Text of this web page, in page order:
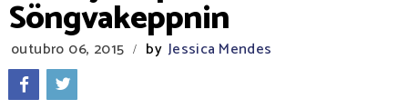
Söngvakeppnin
outubro 06, 2015 / by Jessica Mendes